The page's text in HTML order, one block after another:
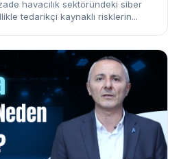
havacılık sektöründeki siber
tedarikçi kaynaklı risklerin...